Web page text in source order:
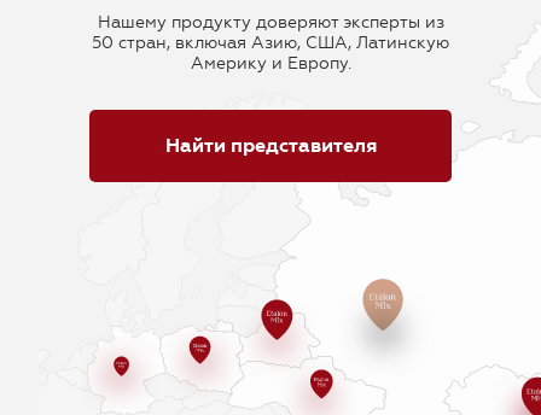
Нашему продукту доверяют эксперты из
50 стран, включая Азию, США, Латинскую
Америку и Европу.
Найти представителя